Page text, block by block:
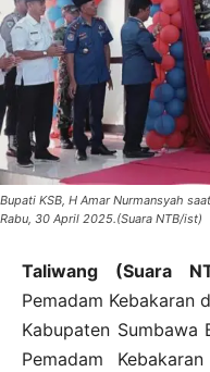
Bupati KSB, H Amar Nurmansyah
Rabu, 30 April 2025.(Suara NTB/ist)
Taliwang (Suara
Pemadam Kebakaran
Kabupaten
Pemadam